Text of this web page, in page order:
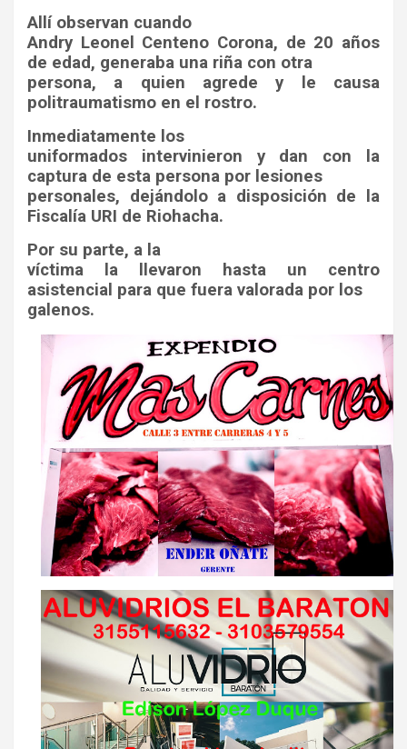
Allí observan cuando
Andry Leonel Centeno Corona, de 20 años
de edad, generaba una riña con otra
persona, a quien agrede y le causa
politraumatismo en el rostro.
Inmediatamente los
uniformados intervinieron y dan con la
captura de esta persona por lesiones
personales, dejándolo a disposición de la
Fiscalía URI de Riohacha.
Por su parte, a la
víctima la llevaron hasta un centro
asistencial para que fuera valorada por los
galenos.